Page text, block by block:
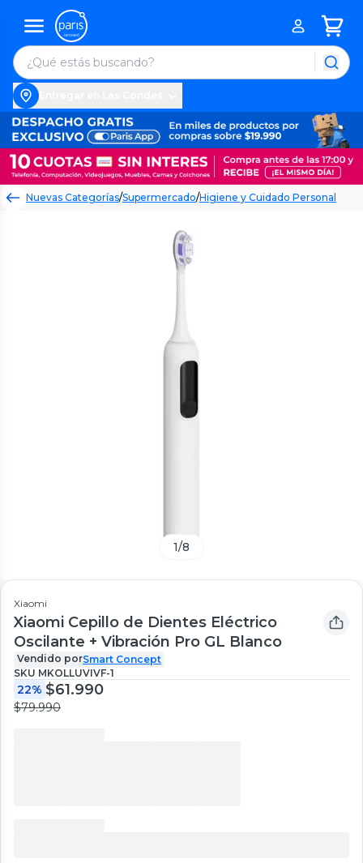
Nuevas Categorías/Supermercado/Higiene y Cuidado Personal
1/8
Xiaomi
Xiaomi Cepillo de Dientes Eléctrico
Oscilante + Vibración Pro GL Blanco
Vendido porSmart Concept
SKU MKOLLUVIVF-1
22% $61.990
$79.990